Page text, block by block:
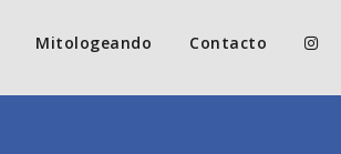
Mitologeando Contacto